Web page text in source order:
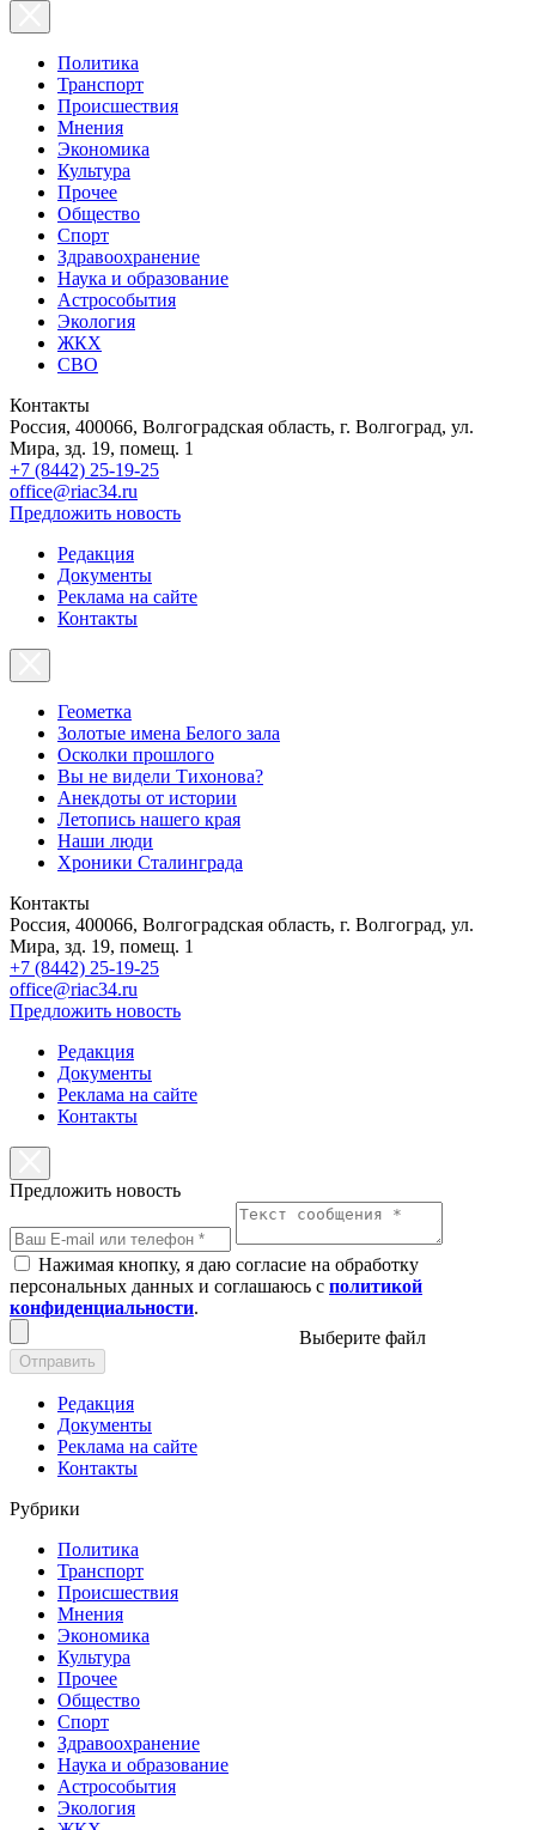
Политика
Транспорт
Происшествия
Мнения
Экономика
Культура
Прочее
Общество
Спорт
Здравоохранение
Наука и образование
Астрособытия
Экология
ЖКХ
СВО
Контакты
Россия, 400066, Волгоградская область, г. Волгоград, ул.
Мира, зд. 19, помещ. 1
+7 (8442) 25-19-25
office@riac34.ru
Предложить новость
Редакция
Документы
Реклама на сайте
Контакты
Геометка
Золотые имена Белого зала
Осколки прошлого
Вы не видели Тихонова?
Анекдоты от истории
Летопись нашего края
Наши люди
Хроники Сталинграда
Контакты
Россия, 400066, Волгоградская область, г. Волгоград, ул.
Мира, зд. 19, помещ. 1
+7 (8442) 25-19-25
office@riac34.ru
Предложить новость
Редакция
Документы
Реклама на сайте
Контакты
Предложить новость
Нажимая кнопку, я даю согласие на обработку
персональных данных и соглашаюсь с политикой
конфиденциальности.
Выберите файл
Отправить
Редакция
Документы
Реклама на сайте
Контакты
Рубрики
Политика
Транспорт
Происшествия
Мнения
Экономика
Культура
Прочее
Общество
Спорт
Здравоохранение
Наука и образование
Астрособытия
Экология